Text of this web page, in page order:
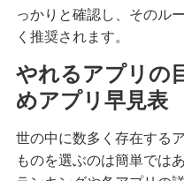
っかりと確認し、そのル
く推奨されます。
やれるアプリの
めアプリ早見表
世の中に数多く存在する
ものを選ぶのは簡単では